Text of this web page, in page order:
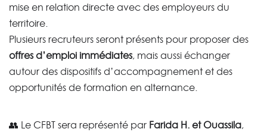
mise en relation directe avec des employeurs du
territoire.
Plusieurs recruteurs seront présents pour proposer des
offres d’emploi immédiates, mais aussi échanger
autour des dispositifs d’accompagnement et des
opportunités de formation en alternance.
👥 Le CFBT sera représenté par Farida H. et Ouassila,